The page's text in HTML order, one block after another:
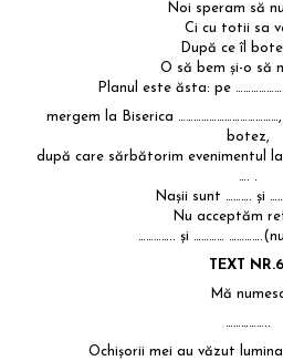
Noi speram să
Ci cu totii sa
După ce îl
O să bem şi-o să
Planul este ăsta: pe
mergem la Biserica
botez,
după care sărbătorim evenimentul
…. .
Naşii sunt ………. şi
Nu acceptăm
………….. şi …………
TEXT
Mă
……………..
Ochişorii mei au văzut